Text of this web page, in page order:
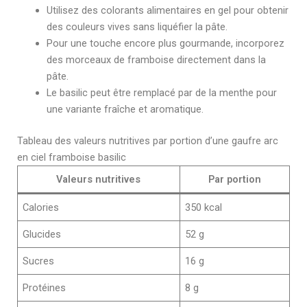
Utilisez des colorants alimentaires en gel pour obtenir
des couleurs vives sans liquéfier la pâte.
Pour une touche encore plus gourmande, incorporez
des morceaux de framboise directement dans la
pâte.
Le basilic peut être remplacé par de la menthe pour
une variante fraîche et aromatique.
Tableau des valeurs nutritives par portion d’une gaufre arc
en ciel framboise basilic
Valeurs nutritives
Par portion
Calories 350 kcal
Glucides 52 g
Sucres 16 g
Protéines 8 g